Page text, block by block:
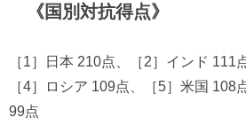
《国別対抗得点》
［1］日本 210点、［2］インド 111
［4］ロシア 109点、［5］米国 108
99点